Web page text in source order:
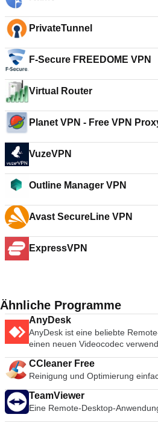
PrivateTunnel
F-Secure FREEDOME VPN
Virtual Router
Planet VPN - Free VPN
VuzeVPN
Outline Manager VPN
Avast SecureLine VPN
ExpressVPN
Ähnliche Programme
AnyDesk
AnyDesk ist eine beliebte
einen neuen Videocodec
aussehende grafische
AnyDesk-Software ist vielseitig,
Software verwendet TLS1.2-
Enden der Verbindung werden
AnyDesk ist sehr leicht und in
und es sind keine administrativen
CCleaner Free
Reinigung und Optimierung
TeamViewer
Eine Remote-Desktop-